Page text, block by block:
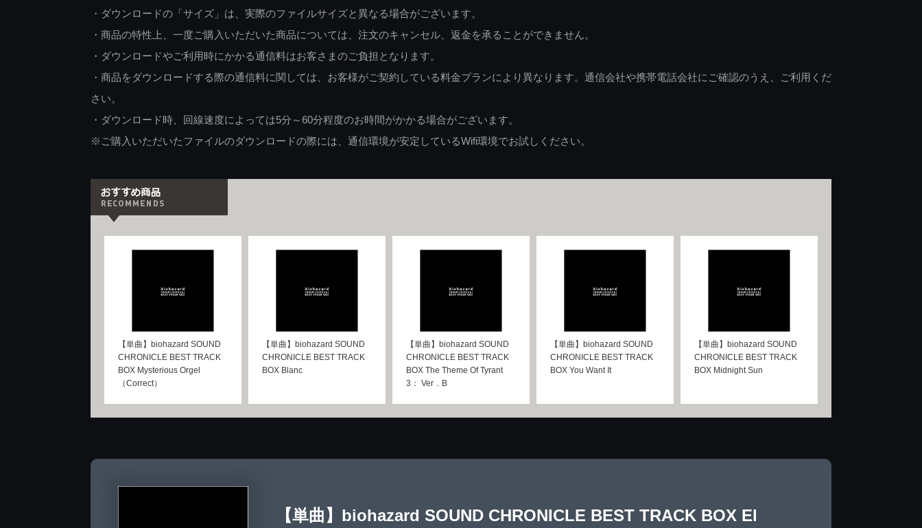
・ダウンロードの「サイズ」は、実際のファイルサイズと異なる場合がございます。
・商品の特性上、一度ご購入いただいた商品については、注文のキャンセル、返金を承ることができません。
・ダウンロードやご利用時にかかる通信料はお客さまのご負担となります。
・商品をダウンロードする際の通信料に関しては、お客様がご契約している料金プランにより異なります。通信会社や携帯電話会社にご確認のうえ、ご利用くだ
さい。
・ダウンロード時、回線速度によっては5分～60分程度のお時間がかかる場合がございます。
※ご購入いただいたファイルのダウンロードの際には、通信環境が安定しているWifi環境でお試しください。
【単曲】biohazard SOUND
CHRONICLE BEST TRACK
BOX Mysterious Orgel
（Correct）
【単曲】biohazard SOUND
CHRONICLE BEST TRACK
BOX Blanc
【単曲】biohazard SOUND
CHRONICLE BEST TRACK
BOX The Theme Of Tyrant
3： Ver．B
【単曲】biohazard SOUND
CHRONICLE BEST TRACK
BOX You Want It
【単曲】biohazard SOUND
CHRONICLE BEST TRACK
BOX Midnight Sun
【単曲】biohazard SOUND CHRONICLE BEST TRACK BOX El